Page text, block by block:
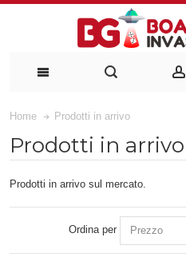
Home Prodotti in arrivo
Prodotti in arrivo
Prodotti in arrivo sul mercato.
Ordina per